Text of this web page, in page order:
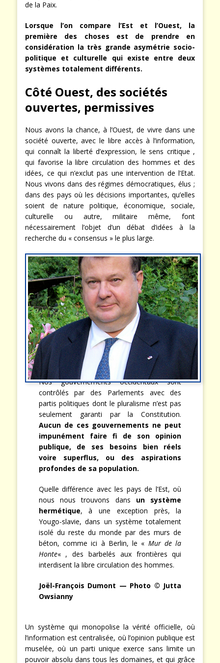
de la Paix.
Lorsque l’on compare l’Est et l’Ouest, la
première des choses est de prendre en
considération la très grande asymétrie socio-
politique et culturelle qui existe entre deux
systèmes totalement différents.
Côté Ouest, des sociétés
ouvertes, permissives
Nous avons la chance, à l’Ouest, de vivre dans une
société ouverte, avec le libre accès à l’information,
qui connaît la liberté d’expression, le sens critique ,
qui favorise la libre circulation des hommes et des
idées, ce qui n’exclut pas une intervention de l’Etat.
Nous vivons dans des régimes démocratiques, élus ;
dans des pays où les décisions importantes, qu’elles
soient de nature politique, économique, sociale,
culturelle ou autre, militaire même, font
nécessairement l’objet d’un débat d’idées à la
recherche du « consensus » le plus large.
Nos gouvernements occidentaux sont
contrôlés par des Parlements avec des
partis politiques dont le pluralisme n’est pas
seulement garanti par la Constitution.
Aucun de ces gouvernements ne peut
impunément faire fi de son opinion
publique, de ses besoins bien réels
voire superflus, ou des aspirations
profondes de sa population.
Quelle différence avec les pays de l’Est, où
nous nous trouvons dans un système
hermétique, à une exception près, la
Yougo-slavie, dans un système totalement
isolé du reste du monde par des murs de
béton, comme ici à Berlin, le « Mur de la
Honte« , des barbelés aux frontières qui
interdisent la libre circulation des hommes.
Joël-François Dumont — Photo © Jutta
Owsianny
Un système qui monopolise la vérité officielle, où
l’information est centralisée, où l’opinion publique est
muselée, où un parti unique exerce sans limite un
pouvoir absolu dans tous les domaines, et qui grâce